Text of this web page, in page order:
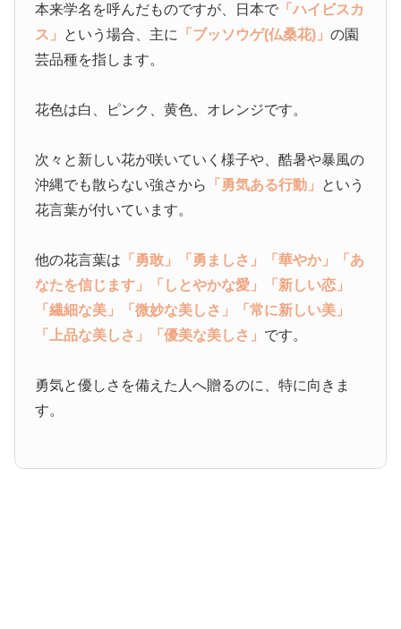
本来学名を呼んだものですが、日本で 「ハイビスカ
ス」 という場合、主に 「ブッソウゲ(仏桑花)」の園
芸品種を指します。
花色は白、ピンク、黄色、オレンジです。
次々と新しい花が咲いていく様子や、酷暑や暴風の
沖縄でも散らない強さから
「勇気ある行動」 という
花言葉が付いています。
他の花言葉は 「勇敢」 「勇ましさ」 「華やか」
「あ
なたを信じます」
「しとやかな愛」
「新しい恋」
「繊細な美」
「微妙な美しさ」
「常に新しい美」
「上品な美しさ」
「優美な美しさ」 です。
勇気と優しさを備えた人へ贈るのに、特に向きま
す。